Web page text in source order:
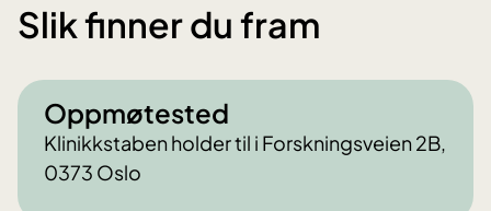
Slik finner du fram
Oppmøtested
Klinikkstaben holder til i Forskningsveien 2B,
0373 Oslo